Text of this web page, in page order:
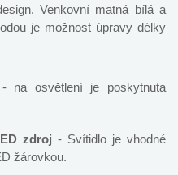
Venkovní matná bílá a
je možnost úpravy délky
- na osvětlení je poskytnuta
zdroj - Svítidlo je vhodné
žárovkou.